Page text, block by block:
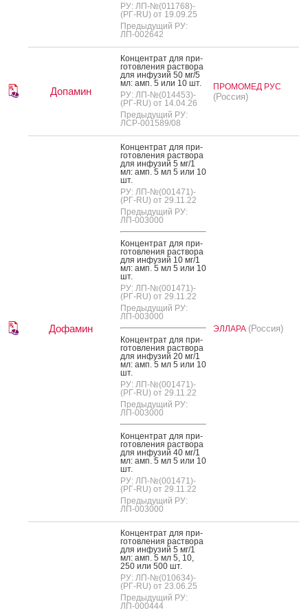
РУ: ЛП-№(011768)-
(РГ-RU) от 19.09.25
Предыдущий РУ:
ЛП-002642
Допамин
Кон­цен­трат для при­
готов­ле­ния рас­тво­ра
для ин­фу­зий 50 мг/5
мл: амп. 5 или 10 шт.
РУ: ЛП-№(014453)-
(РГ-RU) от 14.04.26
Предыдущий РУ:
ЛСР-001589/08
ПРОМОМЕД РУС
(Россия)
Дофамин
Кон­цен­трат для при­
готов­ле­ния рас­тво­ра
для ин­фу­зий 5 мг/1
мл: амп. 5 мл 5 или 10
шт.
РУ: ЛП-№(001471)-
(РГ-RU) от 29.11.22
Предыдущий РУ:
ЛП-003000
Кон­цен­трат для при­
готов­ле­ния рас­тво­ра
для ин­фу­зий 10 мг/1
мл: амп. 5 мл 5 или 10
шт.
РУ: ЛП-№(001471)-
(РГ-RU) от 29.11.22
Предыдущий РУ:
ЛП-003000
Кон­цен­трат для при­
готов­ле­ния рас­тво­ра
для ин­фу­зий 20 мг/1
мл: амп. 5 мл 5 или 10
шт.
РУ: ЛП-№(001471)-
(РГ-RU) от 29.11.22
Предыдущий РУ:
ЛП-003000
Кон­цен­трат для при­
готов­ле­ния рас­тво­ра
для ин­фу­зий 40 мг/1
мл: амп. 5 мл 5 или 10
шт.
РУ: ЛП-№(001471)-
(РГ-RU) от 29.11.22
Предыдущий РУ:
ЛП-003000
ЭЛЛАРА (Россия)
Кон­цен­трат для при­
готов­ле­ния рас­тво­ра
для ин­фу­зий 5 мг/1
мл: амп. 5 мл 5, 10,
250 или 500 шт.
РУ: ЛП-№(010634)-
(РГ-RU) от 23.06.25
Предыдущий РУ:
ЛП-000444